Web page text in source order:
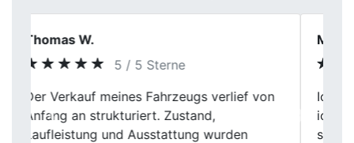
Martin P.
5 / 5 Sterne
Ich habe meinen Kombi hier verkauft, weil
ich mir den ganzen Stress mit Inseraten
sparen wollte. Auto wurde gründlich
Previous Next